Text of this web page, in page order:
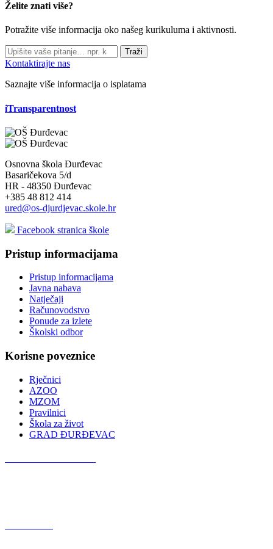
Želite znati više?
Potražite više informacija oko našeg kurikuluma i aktivnosti.
Traži
Kontaktirajte nas
Saznajte više informacija o isplatama
iTransparentnost
Osnovna škola Đurđevac
Basaričekova 5/d
HR - 48350 Đurđevac
+385 48 812 414
ured@os-djurdjevac.skole.hr
Facebook stranica škole
Pristup informacijama
Pristup informacijama
Javna nabava
Natječaji
Računovodstvo
Ponude za izlete
Školski odbor
Korisne poveznice
Rječnici
AZOO
MZOM
Pravilnici
Škola za život
GRAD ĐURĐEVAC